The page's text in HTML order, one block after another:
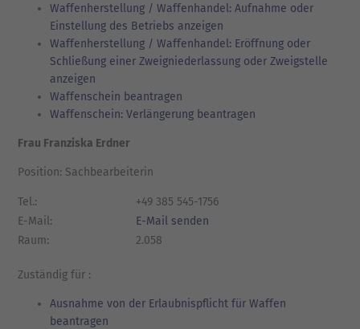
Waffenherstellung / Waffenhandel: Aufnahme oder
Einstellung des Betriebs anzeigen
Waffenherstellung / Waffenhandel: Eröffnung oder
Schließung einer Zweigniederlassung oder Zweigstelle
anzeigen
Waffenschein beantragen
Waffenschein: Verlängerung beantragen
Frau Franziska Erdner
Position: Sachbearbeiterin
Tel.:
+49 385 545-1756
E-Mail:
E-Mail senden
Raum:
2.058
Zuständig für :
Ausnahme von der Erlaubnispflicht für Waffen
beantragen